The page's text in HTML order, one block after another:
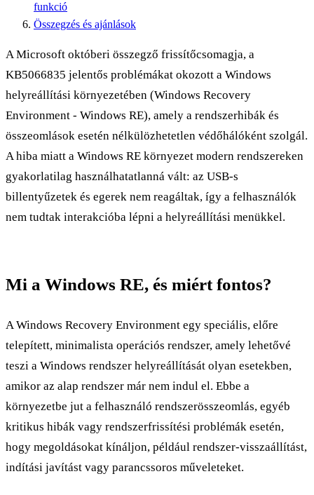
funkció
Összegzés és ajánlások
A Microsoft októberi összegző frissítőcsomagja, a
KB5066835 jelentős problémákat okozott a Windows
helyreállítási környezetében (Windows Recovery
Environment - Windows RE), amely a rendszerhibák és
összeomlások esetén nélkülözhetetlen védőhálóként szolgál.
A hiba miatt a Windows RE környezet modern rendszereken
gyakorlatilag használhatatlanná vált: az USB-s
billentyűzetek és egerek nem reagáltak, így a felhasználók
nem tudtak interakcióba lépni a helyreállítási menükkel.
Mi a Windows RE, és miért fontos?
A Windows Recovery Environment egy speciális, előre
telepített, minimalista operációs rendszer, amely lehetővé
teszi a Windows rendszer helyreállítását olyan esetekben,
amikor az alap rendszer már nem indul el. Ebbe a
környezetbe jut a felhasználó rendszerösszeomlás, egyéb
kritikus hibák vagy rendszerfrissítési problémák esetén,
hogy megoldásokat kínáljon, például rendszer-visszaállítást,
indítási javítást vagy parancssoros műveleteket.